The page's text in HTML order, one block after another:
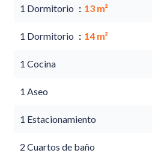
1 Dormitorio 13 m²
1 Dormitorio 14 m²
1 Cocina
1 Aseo
1 Estacionamiento
2 Cuartos de baño